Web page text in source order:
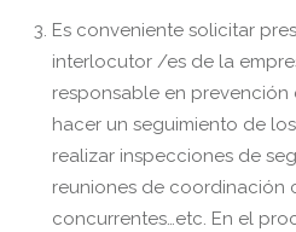
Es conveniente solicitar
interlocutor /es de la
responsable en prevención
hacer un seguimiento de
realizar inspecciones de
reuniones de coordinación
concurrentes…etc. En el